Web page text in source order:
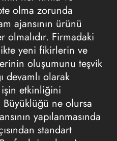
olma zorunda
ajansının ürünü
olmalıdır. Firmadaki
yeni fikirlerin ve
oluşumunu teşvik
devamlı olarak
etkinliğini
Büyüklüğü ne olursa
yapılanmasında
standart